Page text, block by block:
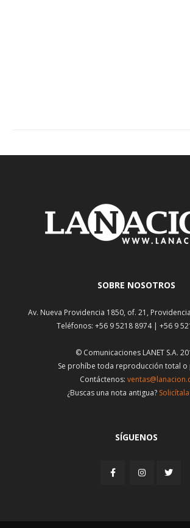
SOBRE NOSOTROS
Av. Nueva Providencia 1850, of. 21,
Teléfonos: +56 9 5218 8974 | +56 9
© Comunicaciones LANET S.A.
Se prohíbe toda reproducción total o
Contáctenos:
¿Buscas una nota antigua?
SÍGUENOS